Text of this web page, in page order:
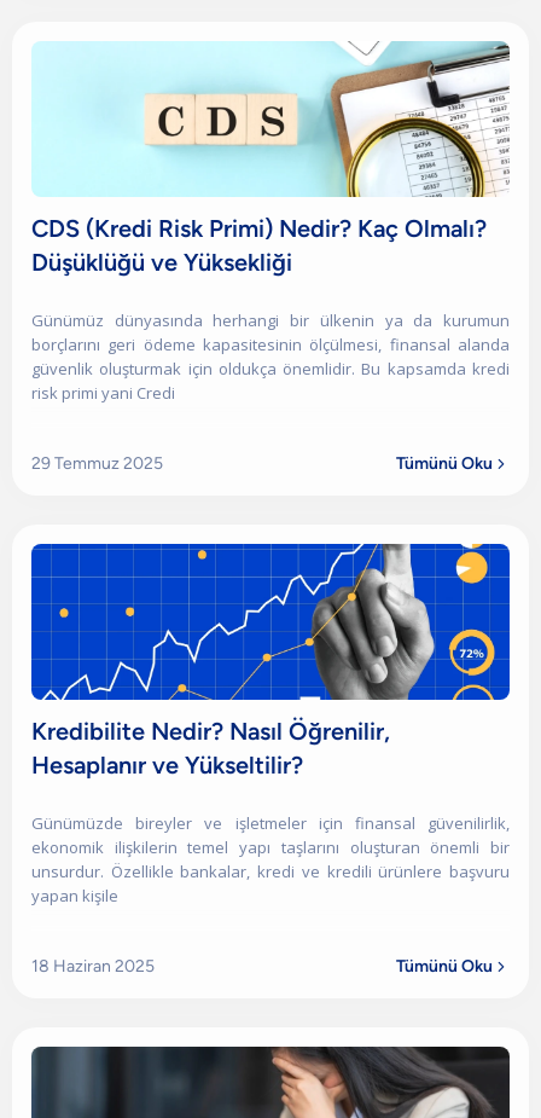
CDS (Kredi Risk Primi) Nedir? Kaç Olmalı?
Düşüklüğü ve Yüksekliği
Günümüz dünyasında herhangi bir ülkenin ya da kurumun
borçlarını geri ödeme kapasitesinin ölçülmesi, finansal alanda
güvenlik oluşturmak için oldukça önemlidir. Bu kapsamda kredi
risk primi yani Credi
29 Temmuz 2025 Tümünü Oku 
Kredibilite Nedir? Nasıl Öğrenilir,
Hesaplanır ve Yükseltilir?
Günümüzde bireyler ve işletmeler için finansal güvenilirlik,
ekonomik ilişkilerin temel yapı taşlarını oluşturan önemli bir
unsurdur. Özellikle bankalar, kredi ve kredili ürünlere başvuru
yapan kişile
18 Haziran 2025 Tümünü Oku 